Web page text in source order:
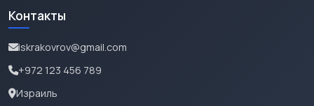
Контакты
iskrakovrov@gmail.com
+972 123 456 789
Израиль